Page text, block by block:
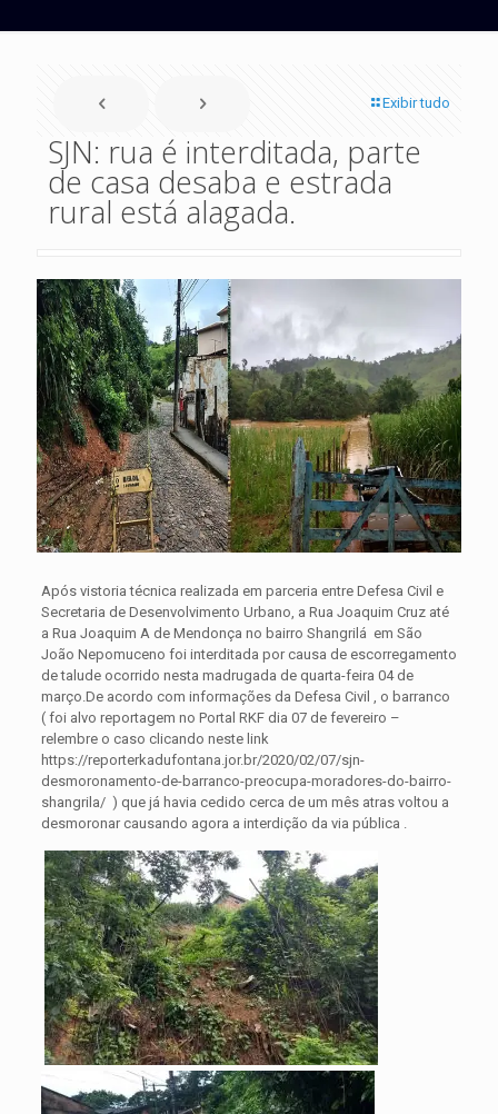
Exibir tudo
SJN: rua é interditada, parte
de casa desaba e estrada
rural está alagada.
Após vistoria técnica realizada em parceria entre Defesa Civil e
Secretaria de Desenvolvimento Urbano, a Rua Joaquim Cruz até
a Rua Joaquim A de Mendonça no bairro Shangrilá em São
João Nepomuceno foi interditada por causa de escorregamento
de talude ocorrido nesta madrugada de quarta-feira 04 de
março. De acordo com informações da Defesa Civil , o barranco
( foi alvo reportagem no Portal RKF dia 07 de fevereiro –
relembre o caso clicando neste link
https://reporterkadufontana.jor.br/2020/02/07/sjn-
desmoronamento-de-barranco-preocupa-moradores-do-bairro-
shangrila/ ) que já havia cedido cerca de um mês atras voltou a
desmoronar causando agora a interdição da via pública .